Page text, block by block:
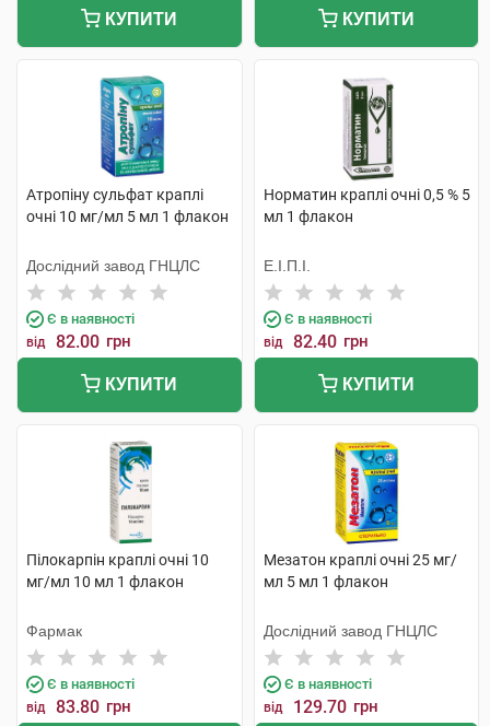
КУПИТИ КУПИТИ
Атропіну сульфат краплі
очні 10 мг/мл 5 мл 1 флакон
Дослідний завод ГНЦЛС
Є в наявності
від 82.00 грн
КУПИТИ
Норматин краплі очні 0,5 % 5
мл 1 флакон
Е.І.П.І.
Є в наявності
від 82.40 грн
КУПИТИ
Пілокарпін краплі очні 10
мг/мл 10 мл 1 флакон
Фармак
Є в наявності
від 83.80 грн
Мезатон краплі очні 25 мг/
мл 5 мл 1 флакон
Дослідний завод ГНЦЛС
Є в наявності
від 129.70 грн